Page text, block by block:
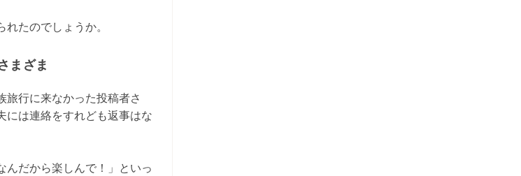
たのでしょうか。
まざま
行に来なかった投稿者さ
には連絡をすれども返事はな
んだから楽しんで！」といっ